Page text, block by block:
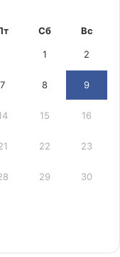
Сб Вс
1 2
7 8 9
15 16
22 23
29 30